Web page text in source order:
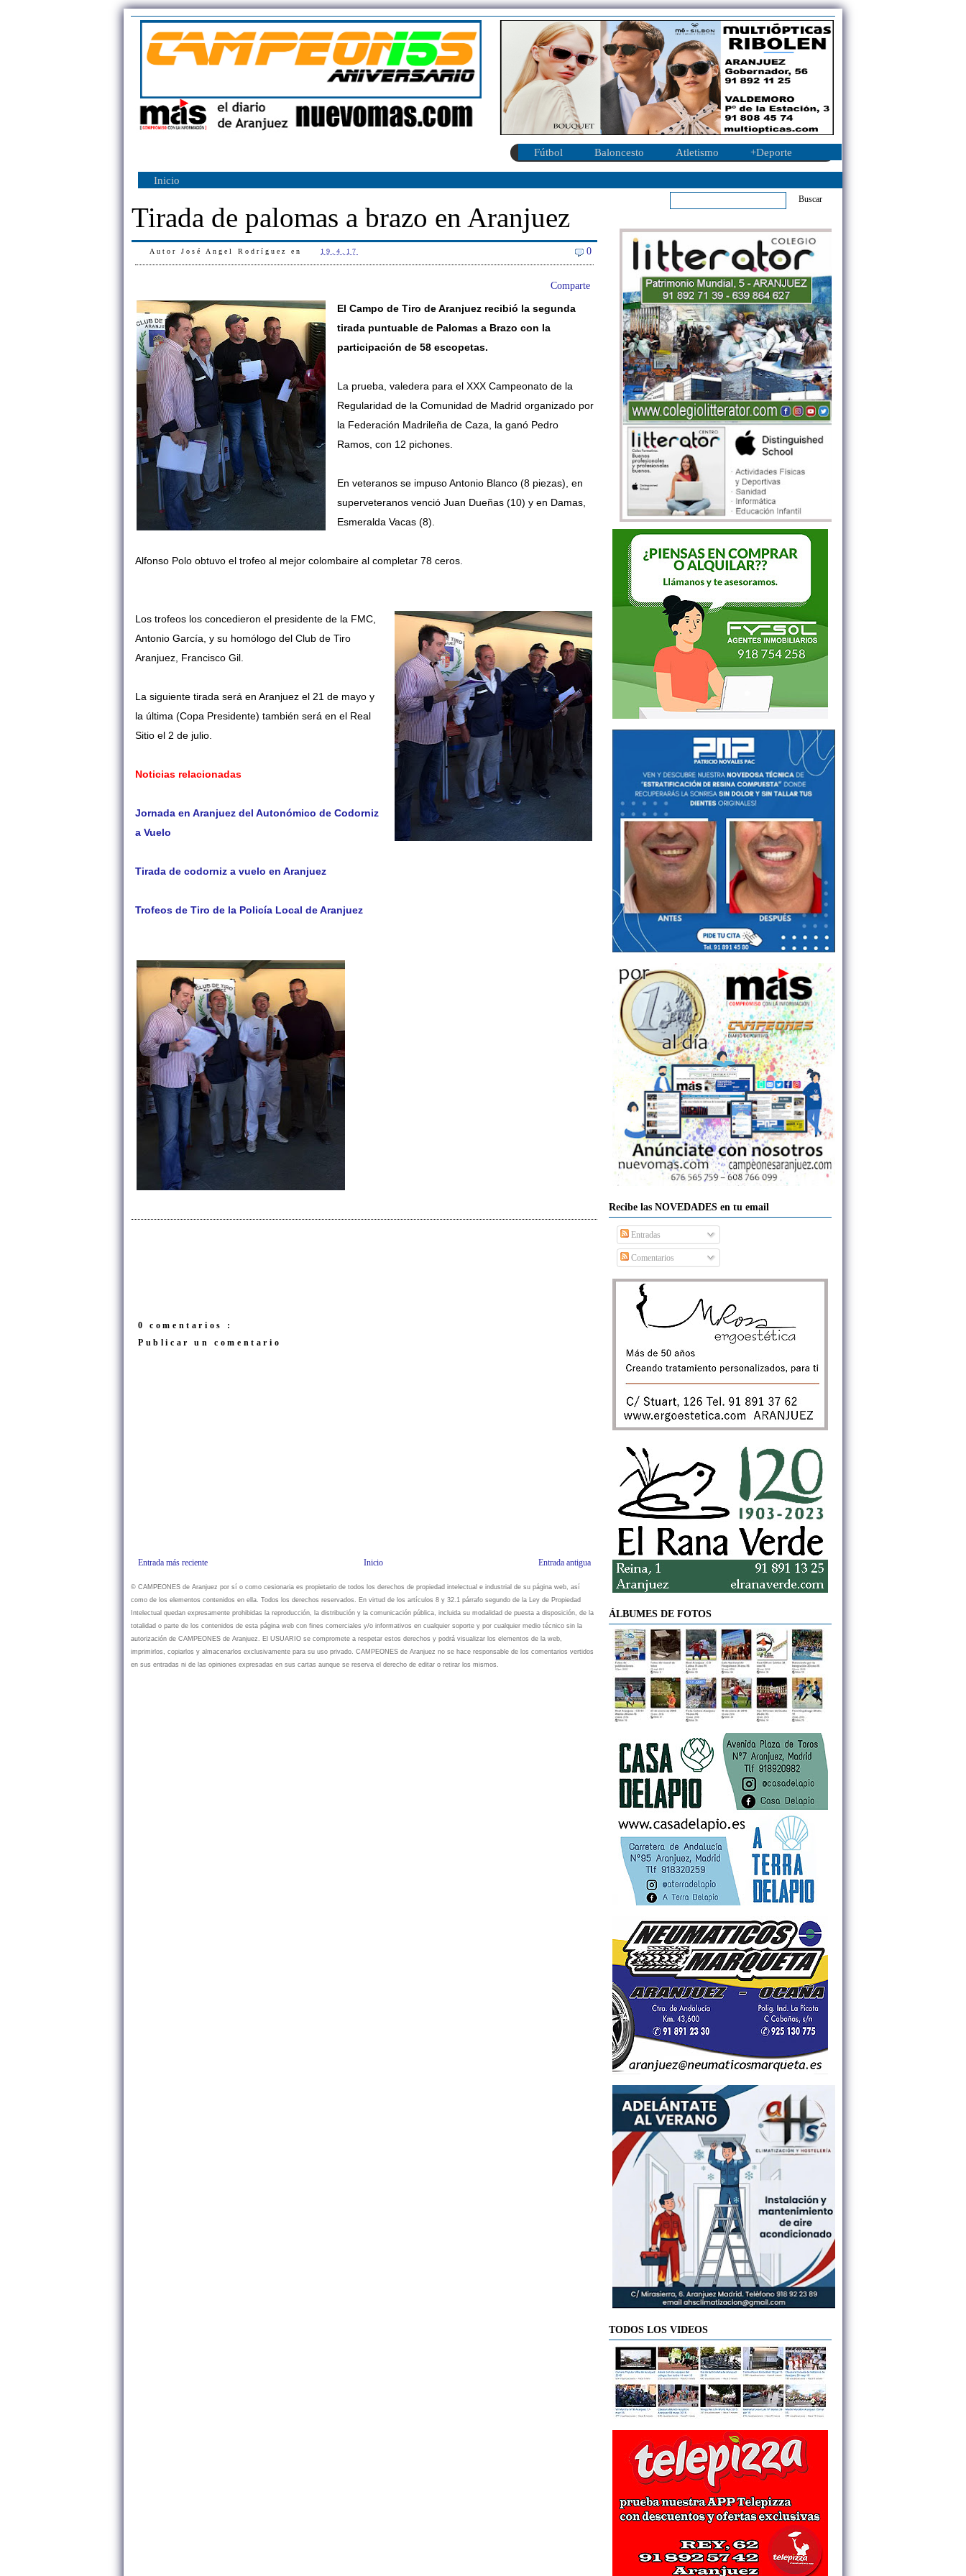
Fútbol Baloncesto Atletismo +Deporte
Inicio
Tirada de palomas a brazo en Aranjuez
Autor José Angel Rodríguez en 19.4.17 0
Comparte
El Campo de Tiro de Aranjuez recibió la segunda
tirada puntuable de Palomas a Brazo con la
participación de 58 escopetas.
La prueba, valedera para el XXX Campeonato de la
Regularidad de la Comunidad de Madrid organizado por
la Federación Madrileña de Caza, la ganó Pedro
Ramos, con 12 pichones.
En veteranos se impuso Antonio Blanco (8 piezas), en
superveteranos venció Juan Dueñas (10) y en Damas,
Esmeralda Vacas (8).
Alfonso Polo obtuvo el trofeo al mejor colombaire al completar 78 ceros.
Los trofeos los concedieron el presidente de la FMC,
Antonio García, y su homólogo del Club de Tiro
Aranjuez, Francisco Gil.
La siguiente tirada será en Aranjuez el 21 de mayo y
la última (Copa Presidente) también será en el Real
Sitio el 2 de julio.
Noticias relacionadas
Jornada en Aranjuez del Autonómico de Codorniz
a Vuelo
Tirada de codorniz a vuelo en Aranjuez
Trofeos de Tiro de la Policía Local de Aranjuez
0 comentarios :
Publicar un comentario
Entrada más reciente Entrada antigua
Inicio
© CAMPEONES de Aranjuez por sí o como cesionaria es propietario de todos los derechos de propiedad intelectual e industrial de su página web, así
como de los elementos contenidos en ella. Todos los derechos reservados. En virtud de los artículos 8 y 32.1 párrafo segundo de la Ley de Propiedad
Intelectual quedan expresamente prohibidas la reproducción, la distribución y la comunicación pública, incluida su modalidad de puesta a disposición, de la
totalidad o parte de los contenidos de esta página web con fines comerciales y/o informativos en cualquier soporte y por cualquier medio técnico sin la
autorización de CAMPEONES de Aranjuez. El USUARIO se compromete a respetar estos derechos y podrá visualizar los elementos de la web,
imprimirlos, copiarlos y almacenarlos exclusivamente para su uso privado. CAMPEONES de Aranjuez no se hace responsable de los comentarios vertidos
en sus entradas ni de las opiniones expresadas en sus cartas aunque se reserva el derecho de editar o retirar los mismos.
Recibe las NOVEDADES en tu email
Entradas
Comentarios
ÁLBUMES DE FOTOS
TODOS LOS VIDEOS